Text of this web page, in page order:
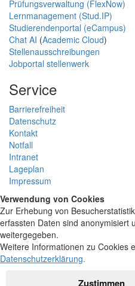
Prüfungsverwaltung (FlexNow)
Lernmanagement (Stud.IP)
Studierendenportal (eCampus)
Chat AI (Academic Cloud)
Stellenausschreibungen
Jobportal stellenwerk
Service
Barrierefreiheit
Datenschutz
Kontakt
Notfall
Intranet
Lageplan
Impressum
Verwendung von Cookies
Zur Erhebung von
erfassten Daten sind anonymisiert
weitergegeben.
Weitere Informationen zu Cookies
Datenschutzerklärung.
Zustimmen